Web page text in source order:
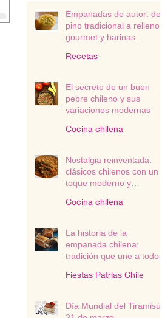
Empanadas de autor: del
pino tradicional a rellenos
gourmet y harinas
Recetas
El secreto de un buen
pebre chileno y sus
variaciones modernas
Cocina chilena
Nostalgia reinventada:
clásicos chilenos con un
toque moderno y
Cocina chilena
La historia de la
empanada chilena:
tradición que une a todo
Fiestas Patrias Chile
Día Mundial del Tiramisú -